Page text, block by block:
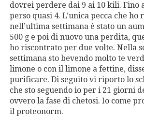
dovrei perdere dai 9 ai 10 kili. Fino
perso quasi 4. L’unica pecca che ho
nell’ultima settimana è stato un
500 g e poi di nuovo una perdita,
ho riscontrato per due volte. Nella
settimana sto bevendo molto te
limone o con il limone a fettine,
purificare. Di seguito vi riporto lo
che sto seguendo io per i 21 giorni
ovvero la fase di chetosi. Io come
il proteonorm.